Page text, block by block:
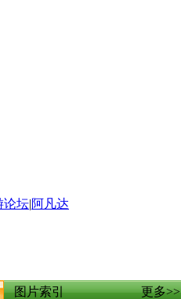
论坛|阿凡达
图片索引 更多>>